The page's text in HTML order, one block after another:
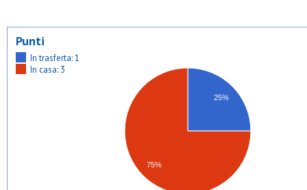
25%
75%
Punti
In trasferta: 1
In casa: 3